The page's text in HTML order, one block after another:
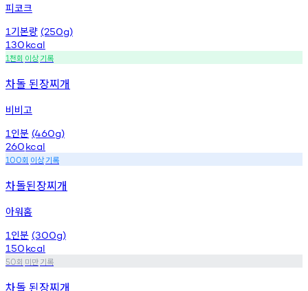
피코크
1 기본량 (250g)
130kcal
1천회 이상기록
차돌 된장찌개
비비고
1 인분 (460g)
260kcal
100회 이상기록
차돌된장찌개
아워홈
1 인분 (300g)
150kcal
50회 미만기록
차돌 된장찌개